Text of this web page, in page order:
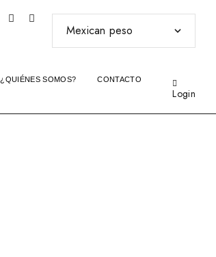
¿QUIÉNES SOMOS? CONTACTO
Login